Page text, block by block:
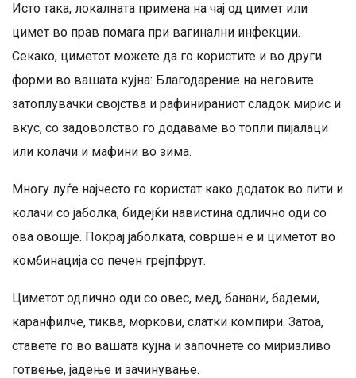
Исто така, локалната примена на чај од цимет или
цимет во прав помага при вагинални инфекции.
Секако, циметот можете да го користите и во други
форми во вашата кујна: Благодарение на неговите
затоплувачки својства и рафинираниот сладок мирис и
вкус, со задоволство го додаваме во топли пијалаци
или колачи и мафини во зима.
Многу луѓе најчесто го користат како додаток во пити и
колачи со јаболка, бидејќи навистина одлично оди со
ова овошје. Покрај јаболката, совршен е и циметот во
комбинација со печен грејпфрут.
Циметот одлично оди со овес, мед, банани, бадеми,
каранфилче, тиква, моркови, слатки компири. Затоа,
ставете го во вашата кујна и започнете со миризливо
готвење, јадење и зачинување.